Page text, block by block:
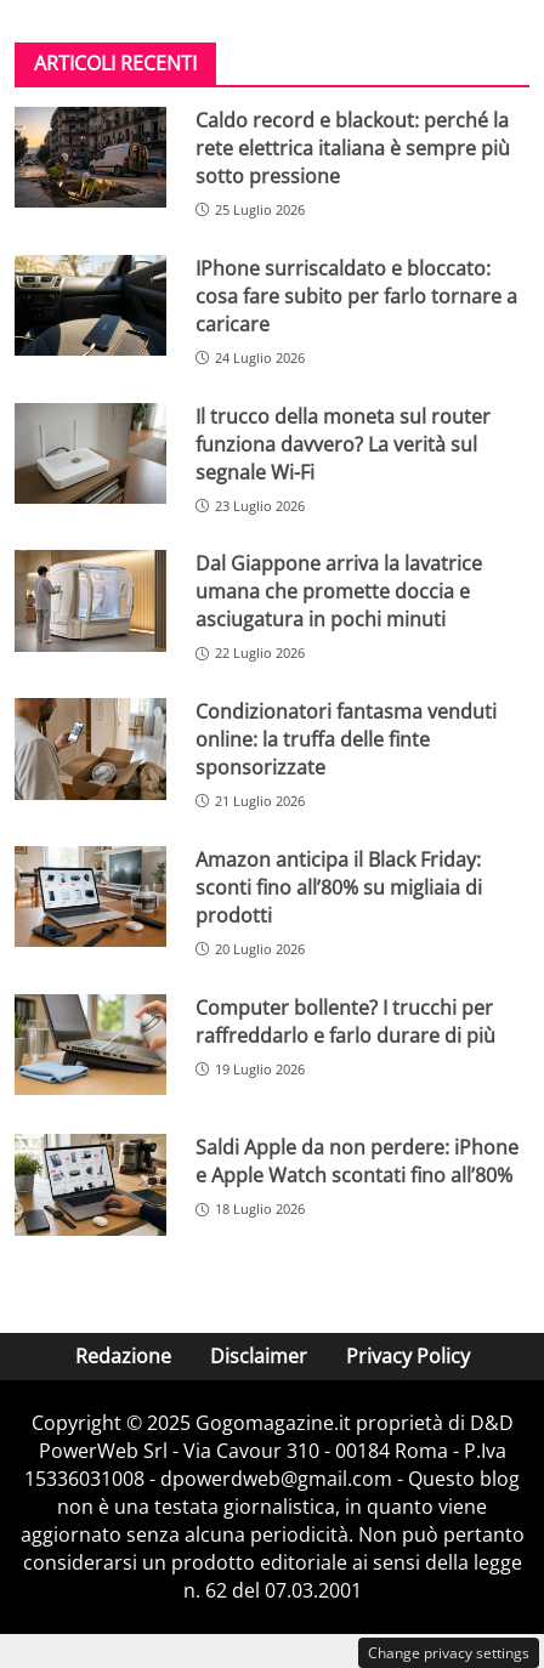
ARTICOLI RECENTI
Caldo record e blackout: perché la
rete elettrica italiana è sempre più
sotto pressione
25 Luglio 2026
IPhone surriscaldato e bloccato:
cosa fare subito per farlo tornare a
caricare
24 Luglio 2026
Il trucco della moneta sul router
funziona davvero? La verità sul
segnale Wi-Fi
23 Luglio 2026
Dal Giappone arriva la lavatrice
umana che promette doccia e
asciugatura in pochi minuti
22 Luglio 2026
Condizionatori fantasma venduti
online: la truffa delle finte
sponsorizzate
21 Luglio 2026
Amazon anticipa il Black Friday:
sconti fino all’80% su migliaia di
prodotti
20 Luglio 2026
Computer bollente? I trucchi per
raffreddarlo e farlo durare di più
19 Luglio 2026
Saldi Apple da non perdere: iPhone
e Apple Watch scontati fino all’80%
18 Luglio 2026
Redazione Disclaimer Privacy Policy
Copyright © 2025 Gogomagazine.it proprietà di D&D
PowerWeb Srl - Via Cavour 310 - 00184 Roma - P.Iva
15336031008 - dpowerdweb@gmail.com - Questo blog
non è una testata giornalistica, in quanto viene
aggiornato senza alcuna periodicità. Non può pertanto
considerarsi un prodotto editoriale ai sensi della legge
n. 62 del 07.03.2001
Change privacy settings